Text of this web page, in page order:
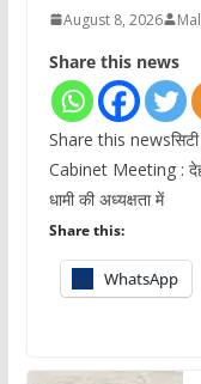
August 8, 2026
Share this news
Share this
Cabinet Meeting :
धामी की अध्यक्षता में
Share this:
WhatsApp